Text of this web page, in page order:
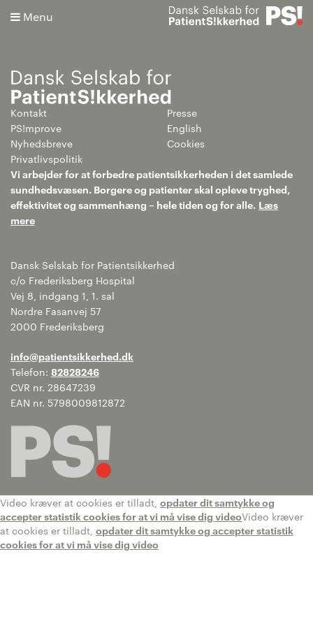
Menu
Søg
Avanceret søgning
Kontakt
Presse
PS!mprove
English
Nyhedsbreve
Cookies
Privatlivspolitik
Vi arbejder for at forbedre patientsikkerheden i det samlede
sundhedsvæsen. Borgere og patienter skal opleve tryghed,
effektivitet og sammenhæng – hele tiden og for alle. Læs
mere
Dansk Selskab for Patientsikkerhed
c/o Frederiksberg Hospital
Vej 8, indgang 1, 1. sal
Nordre Fasanvej 57
2000 Frederiksberg
info@patientsikkerhed.dk
Telefon: 82828246
CVR nr. 28647239
EAN nr. 5798009812872
Video kræver at cookies er tilladt, opdater dit samtykke og
accepter statistik cookies for at vi må vise dig videoVideo kræver
at cookies er tilladt, opdater dit samtykke og accepter statistik
cookies for at vi må vise dig video